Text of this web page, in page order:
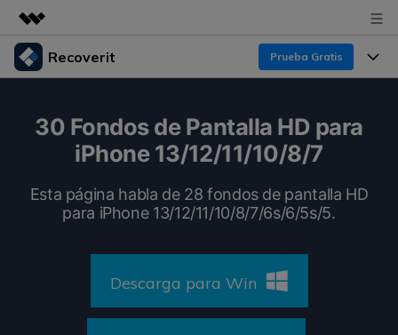
Productos destacados
Utilidades
Empresas
Sala de prensa
Recoverit Prueba Gratis
Recoverit para Windows
Líder en recuperación para Windows
Recoverit para Mac
Funciones
Recuperar de Unidades
Soluciones de Recuperación Exclusivas
Recursos
Experto en Recuperación de Datos
30 Fondos de Pantalla HD para
iPhone 13/12/11/10/8/7
Esta página habla de 28 fondos de pantalla HD
para iPhone 13/12/11/10/8/7/6s/6/5s/5.
Descarga para Win